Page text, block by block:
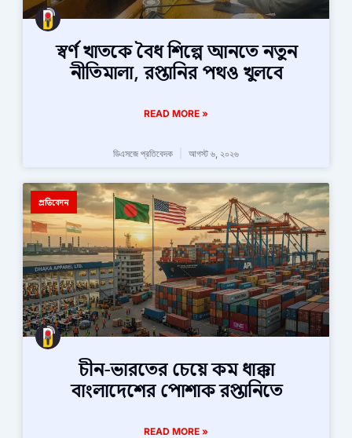
স্বর্ণ খাতকে বৈধ শিল্পে আনতে নতুন
নীতিমালা, রপ্তানির পথও খুলবে
READ MORE »
ডিএসজে প্রতিবেদক আগস্ট ৬, ২০২৬
প্রতিবেদন
চীন-ভারতের চেয়ে কম ধাক্কা
বাংলাদেশের পোশাক রপ্তানিতে
READ MORE »